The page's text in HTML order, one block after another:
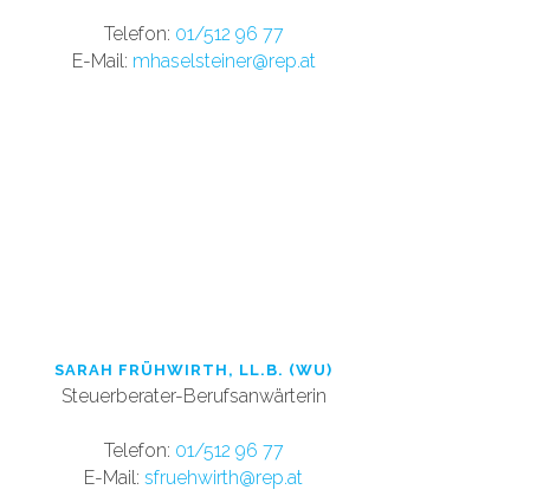
Telefon: 01/512 96 77
E-Mail: mhaselsteiner@rep.at
SARAH FRÜHWIRTH, LL.B. (WU)
Steuerberater-Berufsanwärterin
Telefon: 01/512 96 77
E-Mail:sfruehwirth@rep.at